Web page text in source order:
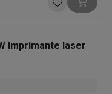
Imprimante laser